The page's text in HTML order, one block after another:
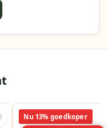
Nu 13% goedkoper